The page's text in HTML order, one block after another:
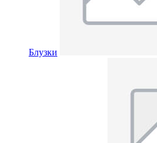
Блузки